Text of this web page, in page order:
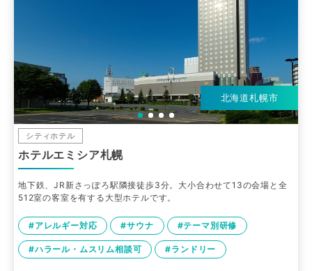
北海道札幌市
シティホテル
ホテルエミシア札幌
地下鉄、JR新さっぽろ駅隣接徒歩3分。大小合わせて13の会場と全
512室の客室を有する大型ホテルです。
#アレルギー対応 #サウナ #テーマ別研修
#ハラール・ムスリム相談可 #ランドリー